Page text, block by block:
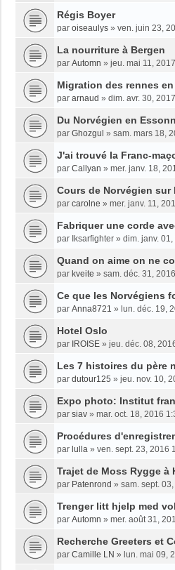
Régis Boyer
par oiseaulys » ven. juin 23,
La nourriture à Bergen
par Automn » jeu. mai 11,
Migration des rennes
par arnaud » dim. avr. 30,
Du Norvégien en
par Ghozgul » sam. mars 18,
J'ai trouvé la Franc-
par Callyan » mer. janv. 18,
Cours de Norvégien sur
par carolne » mer. janv. 11,
Fabriquer une corde
par Iksarfighter » dim. janv.
Quand on aime on ne
par kveite » sam. déc. 31,
Ce que les Norvégiens
par Anna8721 » lun. déc. 19,
Hotel Oslo
par IROISE » jeu. déc. 08,
Les 7 histoires du père
par dutour125 » jeu. nov. 10,
Expo photo: Institut
par siav » mar. oct. 18, 2016
Procédures
par lulla » ven. sept. 23, 2016
Trajet de Moss Rygge à
par Patenrond » sam. sept.
Trenger litt hjelp med
par Automn » mer. août 31,
Recherche Greeters et
par Camille LN » lun. mai 09,